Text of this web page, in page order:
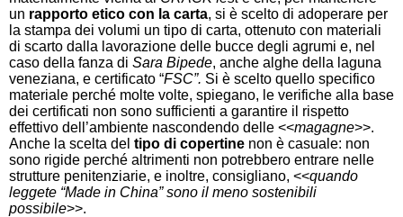
un rapporto etico con la carta, si è scelto di adoperare per
la stampa dei volumi un tipo di carta, ottenuto con materiali
di scarto dalla lavorazione delle bucce degli agrumi e, nel
caso della fanza di Sara Bipede, anche alghe della laguna
veneziana, e certificato “FSC”. Si è scelto quello specifico
materiale perché molte volte, spiegano, le verifiche alla base
dei certificati non sono sufficienti a garantire il rispetto
effettivo dell’ambiente nascondendo delle <<magagne>>.
Anche la scelta del tipo di copertine non è casuale: non
sono rigide perché altrimenti non potrebbero entrare nelle
strutture penitenziarie, e inoltre, consigliano, <<quando
leggete “Made in China” sono il meno sostenibili
possibile>>.